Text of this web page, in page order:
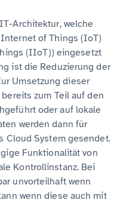
Architektur, welche
of Things (IoT)
(IIoT)) eingesetzt
ist die Reduzierung der
Umsetzung dieser
zum Teil auf den
oder auf lokale
werden dann für
Cloud System gesendet.
Funktionalität von
Kontrollinstanz. Bei
unvorteilhaft wenn
wenn diese auch mit